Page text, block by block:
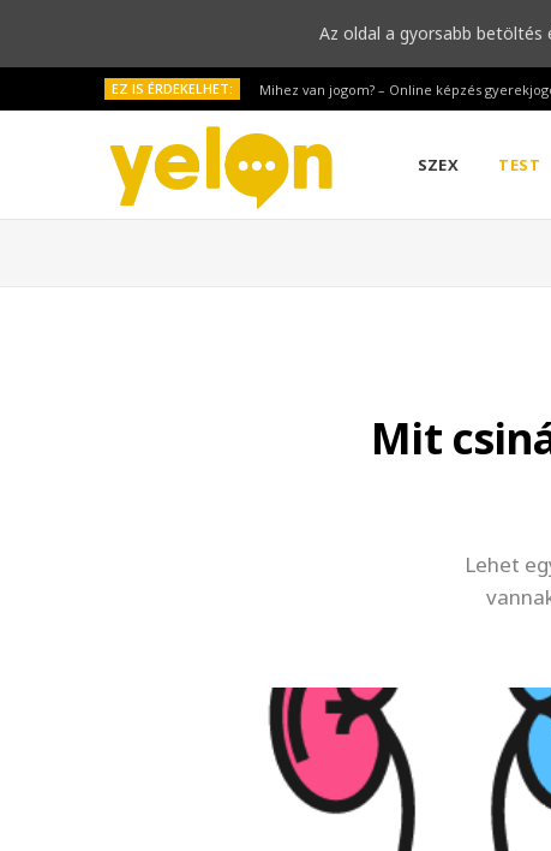
EZ IS ÉRDEKELHET: Mihez van jogom? – Online képzés
SZEX TEST
Mit
Lehet
Az oldal a gyorsabb betöltés